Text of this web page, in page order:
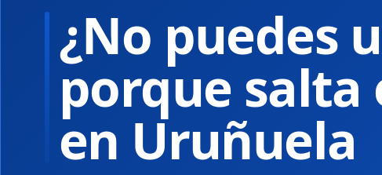
¿No puedes
porque salta
en Uruñuela